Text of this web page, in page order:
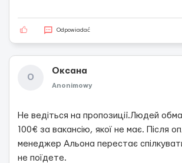
Odpowiadać
О
Оксана
Anonimowy
Не ведіться на пропозиції.Людей
100€ за вакансію, якої не має. Після
менеджер Альона перестає
не поїдете.